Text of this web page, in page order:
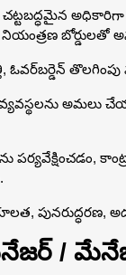
చట్టబద్ధమైన
బోర్డులతో
ఓవర్‌బర్డెన్
అమలు
పర్యవేక్షించడం,
పునరుద్ధరణ,
/